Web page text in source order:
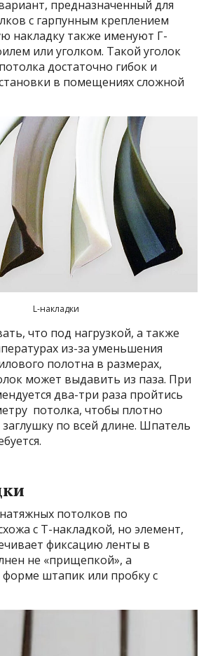
предназначенный для
с гарпунным креплением
накладку также именуют Г-
или уголком. Такой уголок
достаточно гибок и
в помещениях сложной
L-накладки
что под нагрузкой, а также
из-за уменьшения
полотна в размерах,
может выдавить из паза. При
два-три раза пройтись
потолка, чтобы плотно
по всей длине. Шпатель
потолков по
с Т-накладкой, но элемент,
фиксацию ленты в
не «прищепкой», а
штапик или пробку с